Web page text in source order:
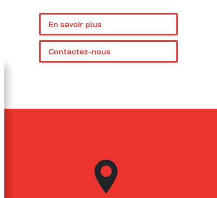
En savoir plus
Contactez-nous